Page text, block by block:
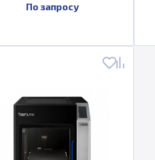
По запросу